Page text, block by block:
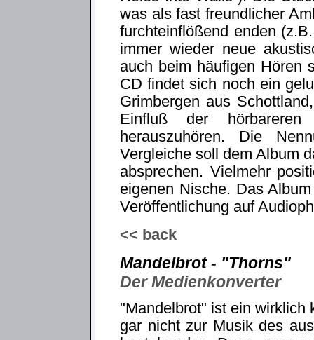
was als fast freundlicher
furchteinflößend enden
immer wieder neue
auch beim häufigen Hören
CD findet sich noch ein
Grimbergen aus
Einfluß der
herauszuhören. Die
Vergleiche soll dem Album
absprechen. Vielmehr
eigenen Nische. Das
Veröffentlichung auf
<< back
Mandelbrot - "Thorns"
Der Medienkonverter
"Mandelbrot" ist ein wirklich
gar nicht zur Musik des